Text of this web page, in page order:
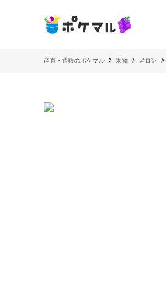
産直・通販のポケマル 果物 メロン